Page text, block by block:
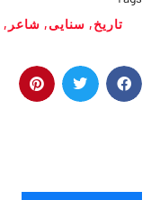
تاريخ, سنايی, شاعر ,